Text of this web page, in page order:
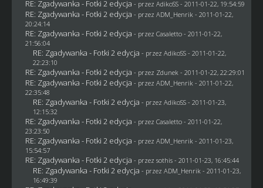
RE: Zgadywanka - Fotki 2 edycja - przez AdikoSS - 2011-01-22, 19:54:59
RE: Zgadywanka - Fotki 2 edycja - przez ADM_Henrik - 2011-01-22,
20:24:14
RE: Zgadywanka - Fotki 2 edycja - przez Casaletto- 2011-01-22,
21:56:04
RE: Zgadywanka - Fotki 2 edycja - przez AdikoSS - 2011-01-22,
22:23:10
RE: Zgadywanka - Fotki 2 edycja - przez Zdunek - 2011-01-22, 22:29:01
RE: Zgadywanka - Fotki 2 edycja - przez ADM_Henrik - 2011-01-22,
22:35:48
RE: Zgadywanka - Fotki 2 edycja - przez AdikoSS - 2011-01-23,
12:15:32
RE: Zgadywanka - Fotki 2 edycja - przez Casaletto- 2011-01-22,
23:23:50
RE: Zgadywanka - Fotki 2 edycja - przez ADM_Henrik - 2011-01-23,
15:54:57
RE: Zgadywanka - Fotki 2 edycja - przez sothis- 2011-01-23, 16:45:44
RE: Zgadywanka - Fotki 2 edycja - przez ADM_Henrik - 2011-01-23,
16:49:39